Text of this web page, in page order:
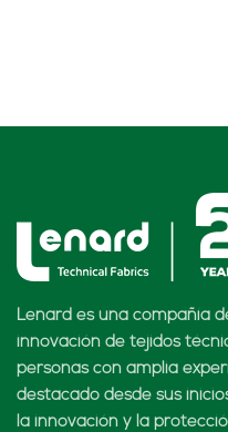
Lenard es una compañía
innovación de tejidos
personas con amplia
destacado desde sus
la innovación y la